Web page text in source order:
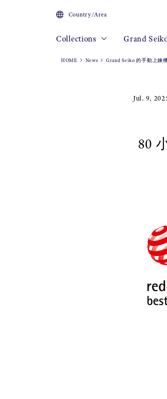
Country/Area
Collections Grand
HOME News Grand Seiko 的手動上鍊
Jul. 9,
80